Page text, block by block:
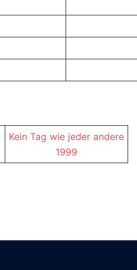
Kein Tag wie jeder andere
1999